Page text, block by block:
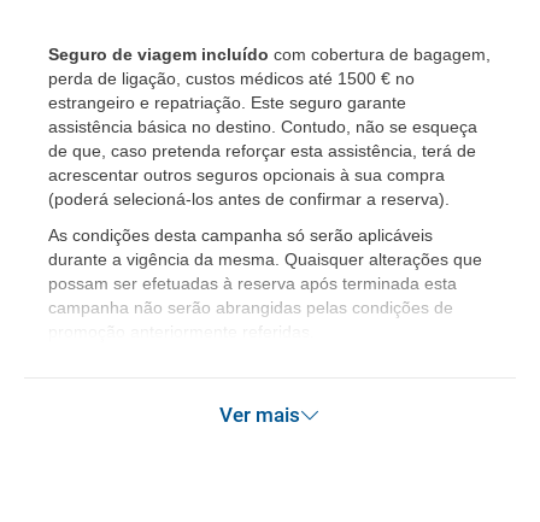
Seguro de viagem incluído com cobertura de bagagem,
perda de ligação, custos médicos até 1500 € no
estrangeiro e repatriação. Este seguro garante
assistência básica no destino. Contudo, não se esqueça
de que, caso pretenda reforçar esta assistência, terá de
acrescentar outros seguros opcionais à sua compra
(poderá selecioná-los antes de confirmar a reserva).
As condições desta campanha só serão aplicáveis
durante a vigência da mesma. Quaisquer alterações que
possam ser efetuadas à reserva após terminada esta
campanha não serão abrangidas pelas condições de
promoção anteriormente referidas.
Ver mais